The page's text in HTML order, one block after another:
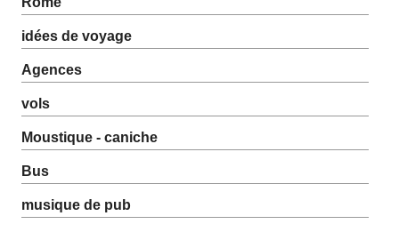
idées de voyage
Agences
vols
Moustique - caniche
Bus
musique de pub